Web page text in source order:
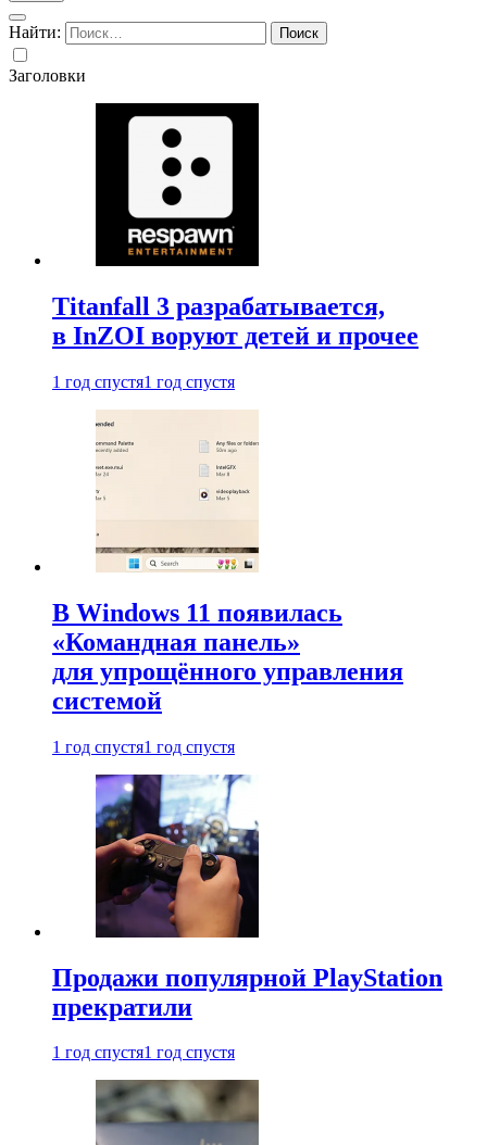
Найти:
Заголовки
Titanfall 3 разрабатывается,
в InZOI воруют детей и прочее
1 год спустя1 год спустя
В Windows 11 появилась
«Командная панель»
для упрощённого управления
системой
1 год спустя1 год спустя
Продажи популярной PlayStation
прекратили
1 год спустя1 год спустя